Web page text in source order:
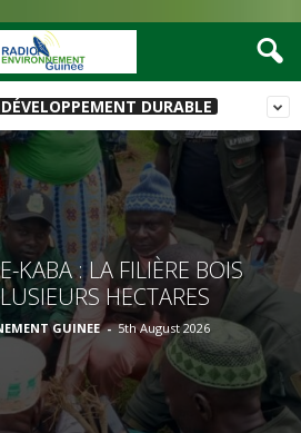
DÉVELOPPEMENT DURABLE
KABA : LA FILIÈRE BOIS
HECTARES
GUINEE - 5th August 2026